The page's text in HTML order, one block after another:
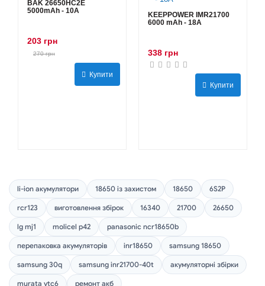
BAK 26650HC2E
5000mAh - 10А
203 грн
270 грн
Купити
KEEPPOWER IMR21700
6000 mAh - 18А
338 грн
Купити
li-ion акумулятори 18650 із захистом 18650 6S2P
rcr123 виготовлення збірок 16340 21700 26650
lg mj1 molicel p42 panasonic ncr18650b
перепаковка акумуляторів inr18650 samsung 18650
samsung 30q samsung inr21700-40t акумуляторні збірки
murata vtc6 ремонт акб